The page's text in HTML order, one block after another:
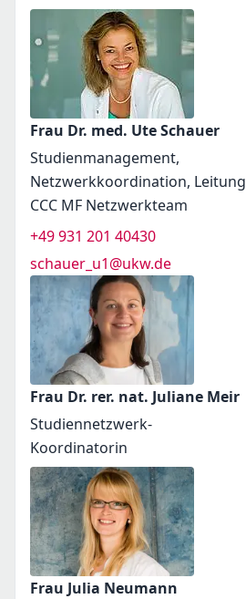
Frau Dr. med. Ute Schauer
Studienmanagement,
Netzwerkkoordination, Leitung
CCC MF Netzwerkteam
+49 931 201 40430
schauer_u1@ukw.de
Frau Dr. rer. nat. Juliane Meir
Studiennetzwerk-
Koordinatorin
Frau Julia Neumann